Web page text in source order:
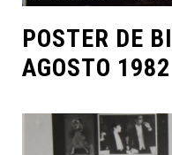
POSTER DE
AGOSTO 1982